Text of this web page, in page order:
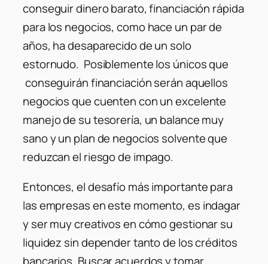
conseguir dinero barato, financiación rápida
para los negocios, como hace un par de
años, ha desaparecido de un solo
estornudo. Posiblemente los únicos que
conseguirán financiación serán aquellos
negocios que cuenten con un excelente
manejo de su tesorería, un balance muy
sano y un plan de negocios solvente que
reduzcan el riesgo de impago.
Entonces, el desafío más importante para
las empresas en este momento, es indagar
y ser muy creativos en cómo gestionar su
liquidez sin depender tanto de los créditos